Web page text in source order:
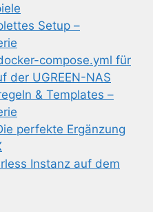
Setup –
compose.yml für
der UGREEN-NAS
& Templates –
perfekte Ergänzung
Instanz auf dem